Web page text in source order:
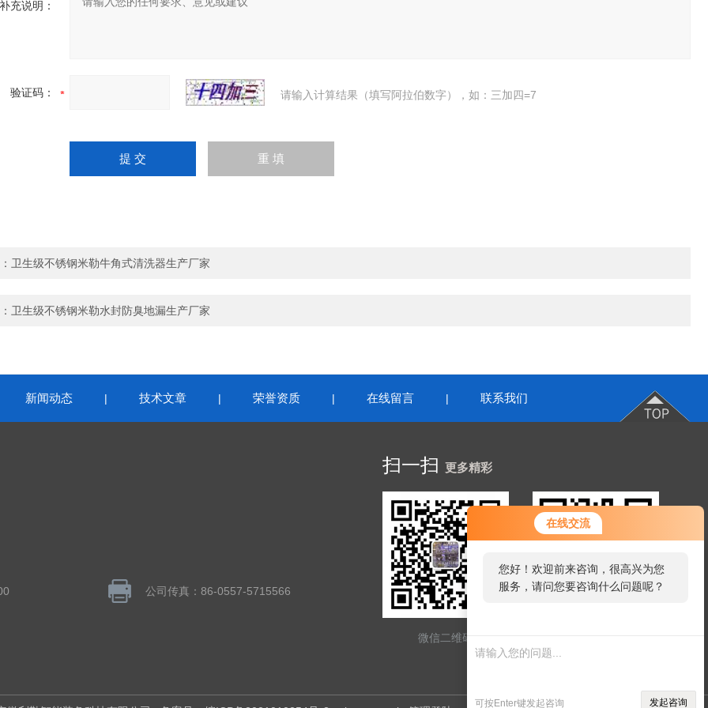
在线交流
您好！欢迎前来咨询，很高兴为您
服务，请问您要咨询什么问题呢？
可按Enter键发起咨询 发起咨询
补充说明：
验证码： 请输入计算结果（填写阿拉伯数字），如：三加四=7
卫生级不锈钢米勒牛角式清洗器生产厂家
卫生级不锈钢米勒水封防臭地漏生产厂家
新闻动态 | 技术文章 | 荣誉资质 | 在线留言 | 联系我们
公司传真：86-0557-5715566
扫一扫 更多精彩
微信二维码